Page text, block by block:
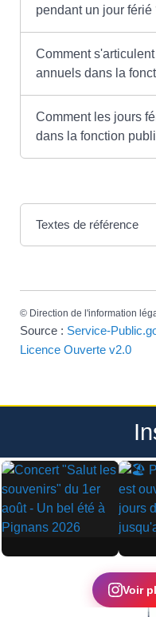
pendant un jour férié
Comment
annuels dans la
Comment les jours
dans la fonction
Textes de référence
© Direction de l'information
Source : Service-
Licence Ouverte v2.0
▶ ▶
Voir